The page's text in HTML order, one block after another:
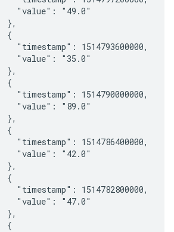
"value": "49.0"
},
{
"timestamp": 1514793600000,
"value": "35.0"
},
{
"timestamp": 1514790000000,
"value": "89.0"
},
{
"timestamp": 1514786400000,
"value": "42.0"
},
{
"timestamp": 1514782800000,
"value": "47.0"
},
{